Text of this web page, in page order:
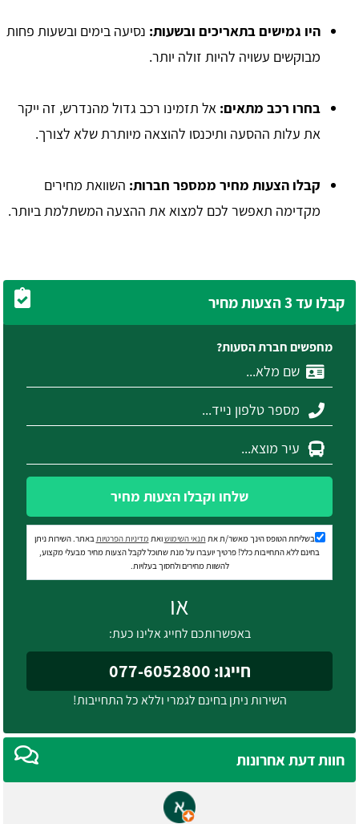
היו גמישים בתאריכים ובשעות: נסיעה בימים ובשעות פחות
מבוקשים עשויה להיות זולה יותר.
בחרו רכב מתאים: אל תזמינו רכב גדול מהנדרש, זה ייקר
את עלות ההסעה ותיכנסו להוצאה מיותרת שלא לצורך.
קבלו הצעות מחיר ממספר חברות: השוואת מחירים
מקדימה תאפשר לכם למצוא את ההצעה המשתלמת ביותר.
קבלו עד 3 הצעות מחיר
מחפשים חברת הסעות?
שלחו וקבלו הצעות מחיר
בשליחת הטופס הינך מאשר/ת את תנאי השימושואת מדיניות הפרטיות באתר. השירות ניתן
בחינם ללא התחייבות כלל! פרטיך יועברו על מנת שתוכל לקבל הצעות מחיר מבעלי מקצוע,
להשוות מחירים ולחסוך בעלויות.
או
באפשרותכם לחייג אלינו כעת:
חייגו: 077-6052800
השירות ניתן בחינם לגמרי וללא כל התחייבות!
חוות דעת אחרונות